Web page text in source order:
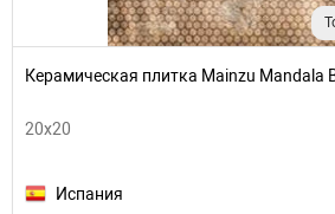
Керамическая плитка Mainzu Mandala
20x20
Испания